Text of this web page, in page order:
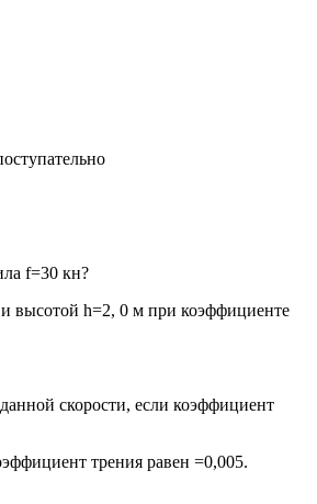
f=30 кн?
высотой h=2, 0 м при коэффициенте
скорости, если коэффициент
трения равен =0,005.